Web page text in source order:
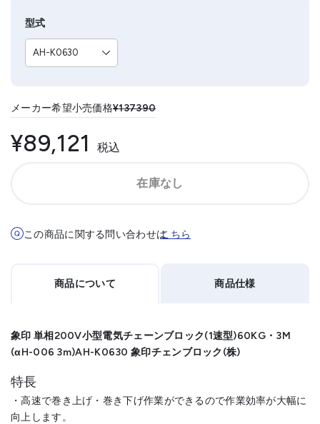
型式
メーカー希望小売価格¥137390
¥89,121 税込
在庫なし
この商品に関する問い合わせはこちら
商品について
象印 単相200V小型電気チェーンブロック(1速型)60KG・3M
(αH-006 3m)AH-K0630 象印チェンブロック(株)
特長
・高速で巻き上げ・巻き下げ作業ができるので作業効率が大幅に
向上します。
商品仕様